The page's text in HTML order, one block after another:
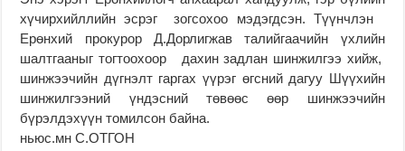
хүчирхийллийн эсрэг зогсохоо мэдэгдсэн. Түүнчлэн
Ерөнхий прокурор Д.Дорлигжав талийгаачийн үхлийн
шалтгааныг тогтоохоор дахин задлан шинжилгээ хийж,
шинжээчийн дүгнэлт гаргах үүрэг өгсний дагуу Шүүхийн
шинжилгээний үндэсний төвөөс өөр шинжээчийн
бүрэлдэхүүн томилсон байна.
ньюс.мн С.ОТГОН